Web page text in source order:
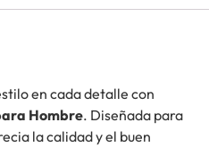
en cada detalle con
Hombre. Diseñada para
la calidad y el buen